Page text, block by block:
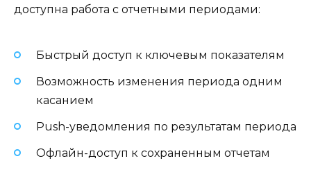
доступна работа с отчетными периодами:
Быстрый доступ к ключевым показателям
Возможность изменения периода одним
касанием
Push-уведомления по результатам периода
Офлайн-доступ к сохраненным отчетам